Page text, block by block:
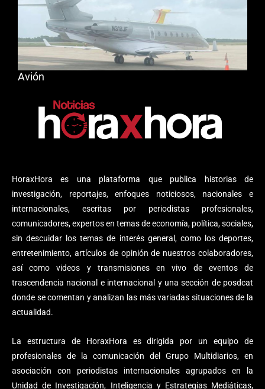
HoraxHora es una plataforma que publica historias de
investigación, reportajes, enfoques noticiosos, nacionales e
internacionales, escritas por periodistas profesionales,
comunicadores, expertos en temas de economía, política, sociales,
sin descuidar los temas de interés general, como los deportes,
entretenimiento, artículos de opinión de nuestros colaboradores,
así como videos y transmisiones en vivo de eventos de
trascendencia nacional e internacional y una sección de posdcat
donde se comentan y analizan las más variadas situaciones de la
actualidad.
La estructura de HoraxHora es dirigida por un equipo de
profesionales de la comunicación del Grupo Multidiarios, en
asociación con periodistas internacionales agrupados en la
Unidad de Investigación, Inteligencia y Estrategias Mediáticas,
Avión